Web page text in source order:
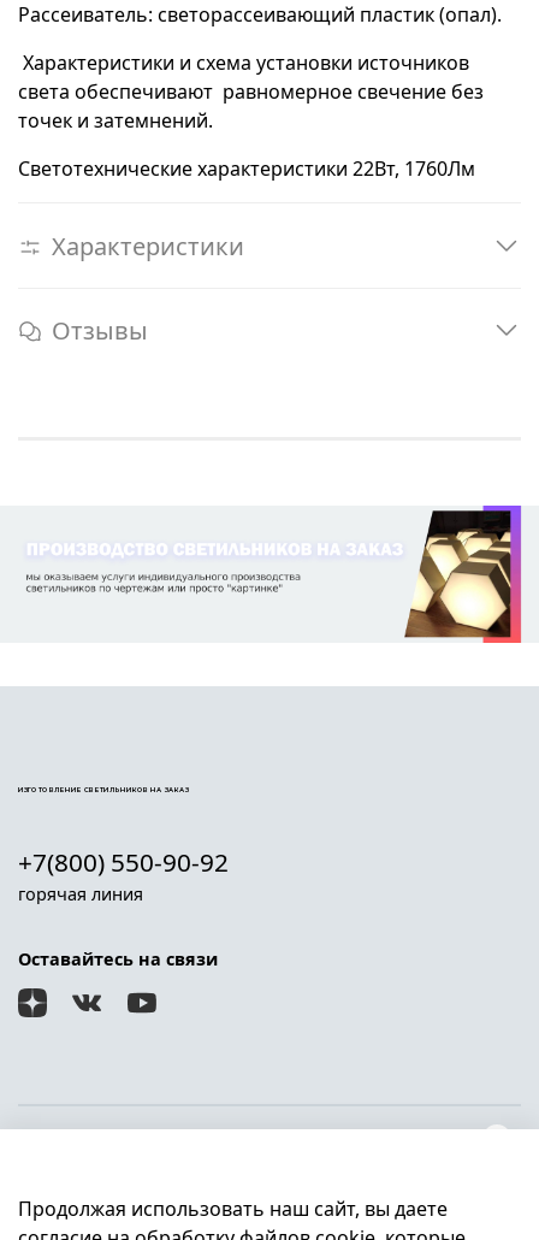
Рассеиватель: светорассеивающий пластик (опал).
Характеристики и схема установки источников
света обеспечивают равномерное свечение без
точек и затемнений.
Светотехнические характеристики 22Вт, 1760Лм
Характеристики
Отзывы
Клиентам
ИЗГОТОВЛЕНИЕ СВЕТИЛЬНИКОВ НА ЗАКАЗ
+7(800) 550-90-92
горячая линия
Оставайтесь на связи
Продолжая использовать наш сайт, вы даете